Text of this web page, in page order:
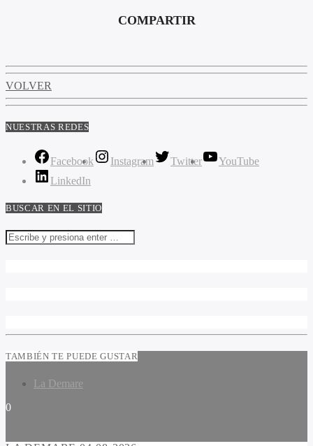
COMPARTIR
VOLVER
NUESTRAS REDES
Facebook Instagram Twitter
YouTube
LinkedIn
BUSCAR EN EL SITIO
TAMBIÉN TE PUEDE GUSTAR
La Demare
0